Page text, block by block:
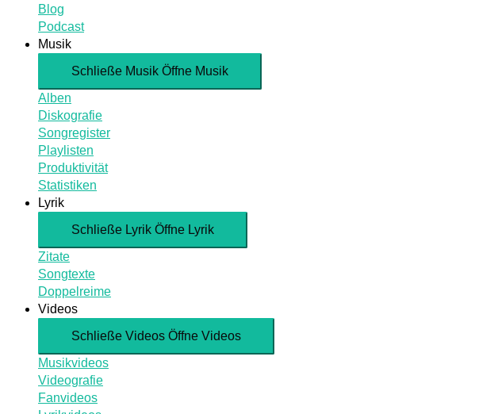
Blog
Podcast
Musik
Schließe Musik Öffne Musik
Alben
Diskografie
Songregister
Playlisten
Produktivität
Statistiken
Lyrik
Schließe Lyrik Öffne Lyrik
Zitate
Songtexte
Doppelreime
Videos
Schließe Videos Öffne Videos
Musikvideos
Videografie
Fanvideos